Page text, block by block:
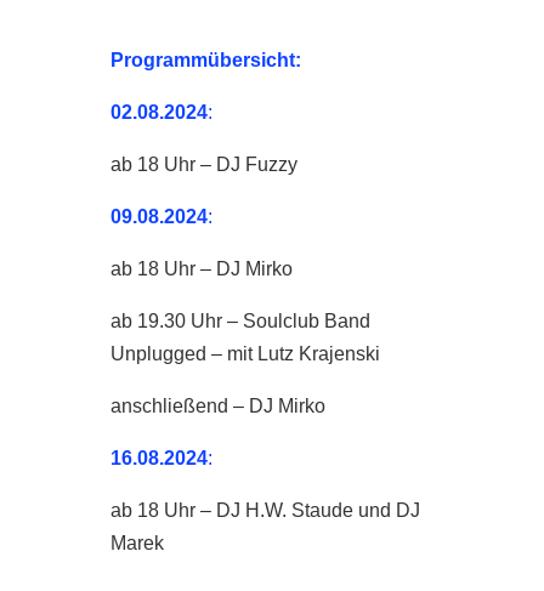
Programmübersicht:
02.08.2024:
ab 18 Uhr – DJ Fuzzy
09.08.2024:
ab 18 Uhr – DJ Mirko
ab 19.30 Uhr – Soulclub Band
Unplugged – mit Lutz Krajenski
anschließend – DJ Mirko
16.08.2024:
ab 18 Uhr – DJ H.W. Staude und DJ
Marek